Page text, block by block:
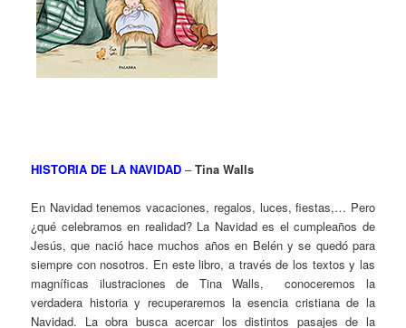
HISTORIA DE LA NAVIDAD–Tina Walls
En Navidad tenemos vacaciones, regalos, luces, fiestas,… Pero
¿qué celebramos en realidad? La Navidad es el cumpleaños de
Jesús, que nació hace muchos años en Belén y se quedó para
siempre con nosotros. En este libro, a través de los textos y las
magníficas ilustraciones de Tina Walls, conoceremos la
verdadera historia y recuperaremos la esencia cristiana de la
Navidad. La obra busca acercar los distintos pasajes de la